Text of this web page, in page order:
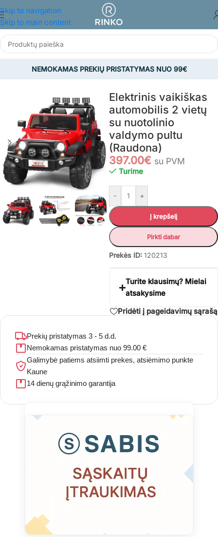
Skip to navigation
Skip to main content
NEMOKAMAS PREKIŲ PRISTATYMAS NUO 99€
ŽAISLAI/Lauko žaislai/ Elektromobiliai vaikams
Elektrinis vaikiškas
automobilis 2 vietų
su nuotolinio
valdymo pultu
(Raudona)
397.00€ su PVM
Turime
- +
Į krepšelį
Pirkti dabar
Prekės ID: 120213
Turite klausimų? Mielai
atsakysime
Pridėti į pageidavimų sąrašą
Prekių pristatymas 3 - 5 d.d.
Nemokamas pristatymas nuo 99.00 €
Galimybė patiems atsiimti prekes, atsiėmimo punkte
Kaune
14 dienų grąžinimo garantija